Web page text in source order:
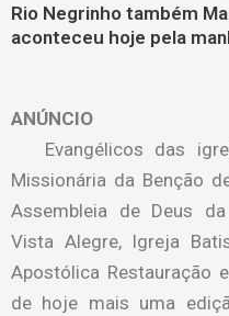
Rio Negrinho também
aconteceu hoje pela
ANÚNCIO
Evangélicos das
Missionária da Benção
Assembleia de Deus
Vista Alegre, Igreja
Apostólica Restauração
de hoje mais uma